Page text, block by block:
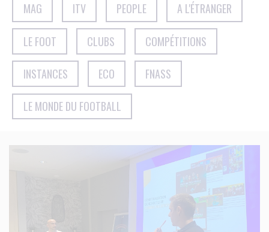
MAG ITV PEOPLE A L'ÉTRANGER
LE FOOT CLUBS COMPÉTITIONS
INSTANCES ECO FNASS
LE MONDE DU FOOTBALL